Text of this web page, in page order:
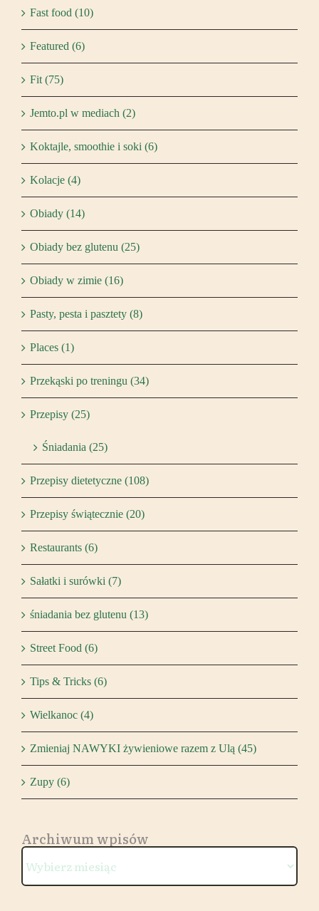
Fast food (10)
Featured (6)
Fit (75)
Jemto.pl w mediach (2)
Koktajle, smoothie i soki (6)
Kolacje (4)
Obiady (14)
Obiady bez glutenu (25)
Obiady w zimie (16)
Pasty, pesta i pasztety (8)
Places (1)
Przekąski po treningu (34)
Przepisy (25)
Śniadania (25)
Przepisy dietetyczne (108)
Przepisy świątecznie (20)
Restaurants (6)
Sałatki i surówki (7)
śniadania bez glutenu (13)
Street Food (6)
Tips & Tricks (6)
Wielkanoc (4)
Zmieniaj NAWYKI żywieniowe razem z Ulą (45)
Zupy (6)
Archiwum wpisów
wpisów